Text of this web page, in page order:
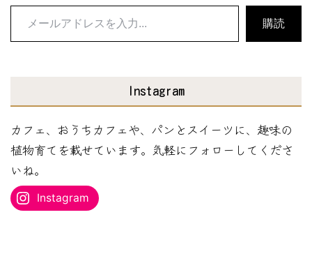
ス
を
入
力...
購読
Instagram
カフェ、おうちカフェや、パンとスイーツに、趣味の
植物育てを載せています。気軽にフォローしてくださ
いね。
Instagram